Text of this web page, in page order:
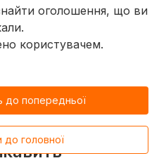
оголошення, що ви
користувачем.
до попередньої
до головної